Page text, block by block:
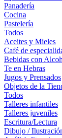
Panadería
Cocina
Pastelería
Todos
Aceites y Mieles
Café de
Bebidas con
Te en Hebras
Jugos y Prensados
Objetos de la
Todos
Talleres infantiles
Talleres juveniles
Escritura/Lectura
Dibujo /